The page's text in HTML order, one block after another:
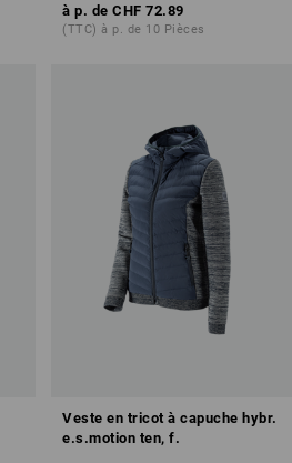
à p. de CHF 72.89
(TTC) à p. de 10 Pièces
Veste en tricot à capuche hybr.
e.s.motion ten, f.